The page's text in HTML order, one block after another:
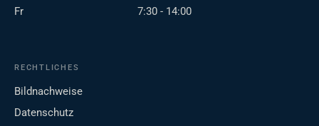
Fr
7:30 - 14:00
RECHTLICHES
Bildnachweise
Datenschutz